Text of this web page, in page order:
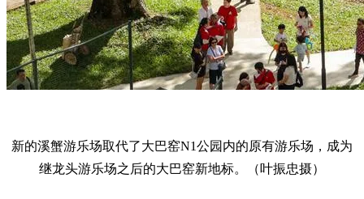
新的溪蟹游乐场取代了大巴窑N1公园内的原有游乐场，成为
继龙头游乐场之后的大巴窑新地标。（叶振忠摄）